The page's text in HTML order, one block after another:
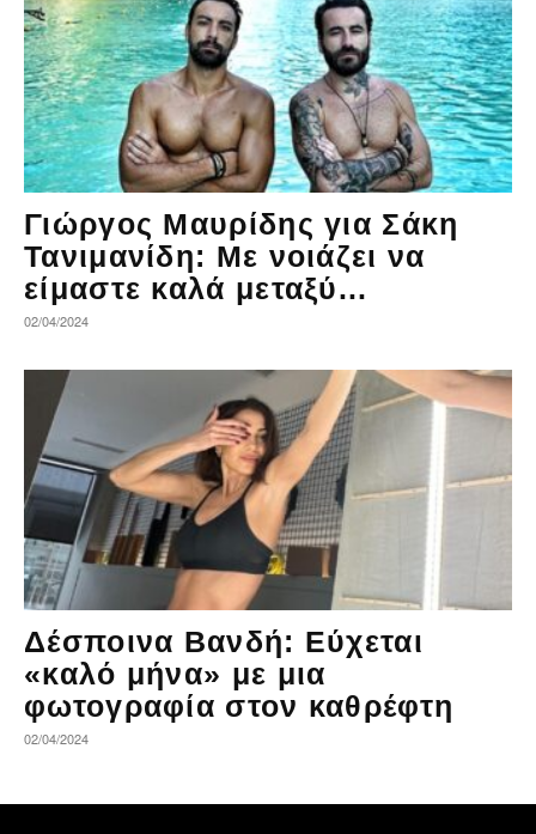
Γιώργος Μαυρίδης για Σάκη
Τανιμανίδη: Με νοιάζει να
είμαστε καλά μεταξύ...
02/04/2024
Δέσποινα Βανδή: Εύχεται
«καλό μήνα» με μια
φωτογραφία στον καθρέφτη
02/04/2024